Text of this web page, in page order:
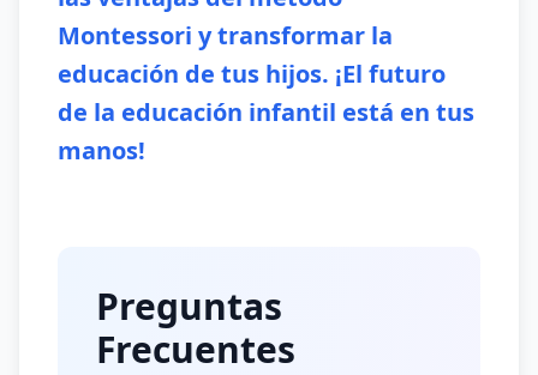
Montessori y transformar la
educación de tus hijos. ¡El futuro
de la educación infantil está en tus
manos!
Preguntas
Frecuentes